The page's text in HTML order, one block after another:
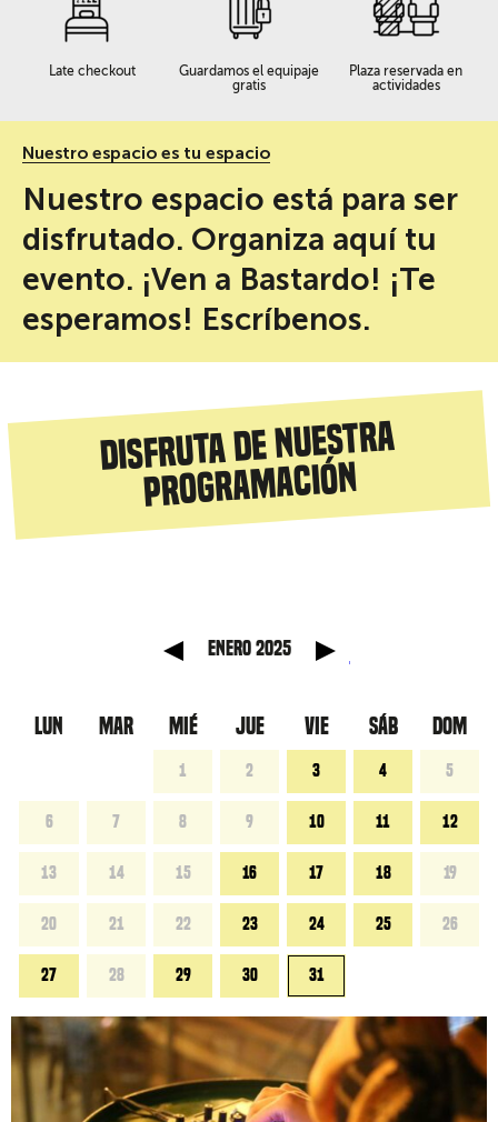
Late checkout
Guardamos el equipaje
gratis
Plaza reservada en
actividades
Nuestro espacio es tu espacio
Nuestro espacio está para ser
disfrutado. Organiza aquí tu
evento. ¡Ven a Bastardo! ¡Te
esperamos! Escríbenos.
Disfruta de nuestra
programación
enero 2025
LUN MAR MIÉ JUE VIE SÁB DOM
1 2 3 4 5
6 7 8 9 10 11 12
13 14 15 16 17 18 19
20 21 22 23 24 25 26
27 28 29 30 31